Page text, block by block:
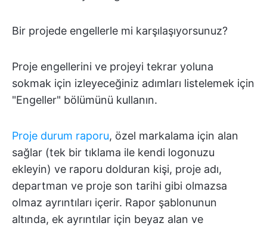
Bir projede engellerle mi karşılaşıyorsunuz?
Proje engellerini ve projeyi tekrar yoluna
sokmak için izleyeceğiniz adımları listelemek için
"Engeller" bölümünü kullanın.
Proje durum raporu, özel markalama için alan
sağlar (tek bir tıklama ile kendi logonuzu
ekleyin) ve raporu dolduran kişi, proje adı,
departman ve proje son tarihi gibi olmazsa
olmaz ayrıntıları içerir. Rapor şablonunun
altında, ek ayrıntılar için beyaz alan ve